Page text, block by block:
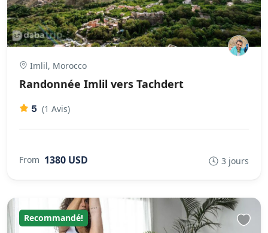
Imlil, Morocco
Randonnée Imlil vers Tachdert
5 (1 Avis)
From 1380 USD 3 jours
Recommandé!